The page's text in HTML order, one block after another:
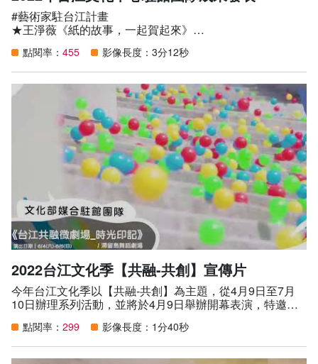
#藝術家駐台江計畫
★王淨薇《紙的故事，一起賀起來》
故事的紙張，形塑出各式樣貌的紙模，並結合對談錄音，讓
觀者在欣賞的同時可以直接聽到對談故事。
★林佳妤《台江口口口》
以台江鹽田、農田、魚塭呈現出不同「口」字樣態的環境形
貌為發想，帶領台江地區的學童們與地方耆老共同探索歷
史，並以水在金屬片上會產生鏽蝕，代表著時間流動的意
向，來創作「口口口」裝置藝術。
★陳怡如X蔡咅璟《我們居住在海洋之上》
以台江內海為創作發想，帶領民眾將他們日常生活中使用的
器物，以曾文溪的淤積砂土，透過一系列製陶過程，給予新
的意義。
#文化部媒合駐館團隊
★賴翠霜舞創劇場《漫漫台江 肢體演出╳ 手作市集╳ 在地
漫遊》
有緣作伙來看舞，大大小小看歡喜、玩趣味。
還記得上次搭上遊覽車出遊是什麼嗎？
是否對於市區的繁雜已有些厭倦？
「漫漫台江」不僅帶你探索台南最在地的漫遊體驗，更是一
點閱率： 455 影像長度：3分12秒
2022台江文化季【共融-共創】宣傳片
今年台江文化季以【共融-共創】為主題，從4月9日至7月
10日辦理系列活動，並將於4月9日舉辦開幕表演，特邀如
與!
2022台江文化季_【共融-共創】開幕活動
點閱率： 299 影像長度：1分40秒